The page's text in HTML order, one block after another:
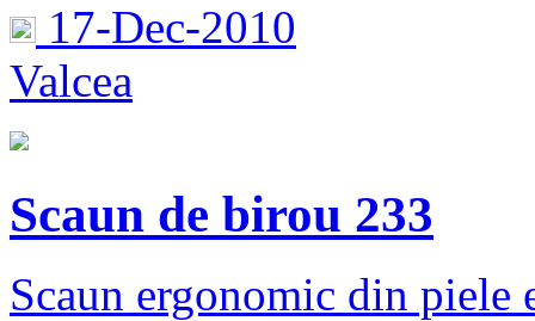
17-Dec-2010
Valcea
Scaun de birou 233
Scaun ergonomic din piele